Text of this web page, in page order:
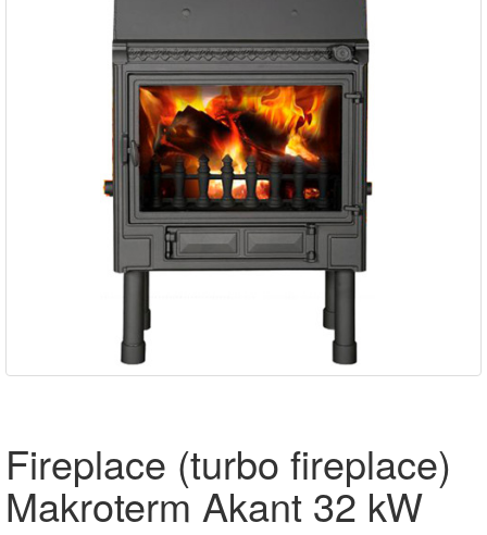
Fireplace (turbo fireplace)
Makroterm Akant 32 kW